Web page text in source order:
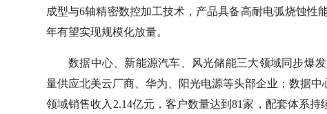
成型与6轴精密数控加工技术，产品具备高耐电弧烧蚀性
年有望实现规模化放量。
数据中心、新能源汽车、风光储能三大领域同步爆
量供应北美云厂商、华为、阳光电源等头部企业；数据
领域销售收入2.14亿元，客户数量达到81家，配套体系